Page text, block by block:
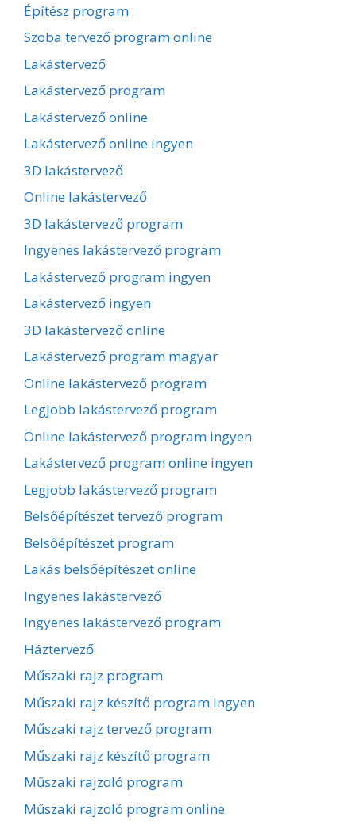
Építész program
Szoba tervező program online
Lakástervező
Lakástervező program
Lakástervező online
Lakástervező online ingyen
3D lakástervező
Online lakástervező
3D lakástervező program
Ingyenes lakástervező program
Lakástervező program ingyen
Lakástervező ingyen
3D lakástervező online
Lakástervező program magyar
Online lakástervező program
Legjobb lakástervező program
Online lakástervező program ingyen
Lakástervező program online ingyen
Legjobb lakástervező program
Belsőépítészet tervező program
Belsőépítészet program
Lakás belsőépítészet online
Ingyenes lakástervező
Ingyenes lakástervező program
Háztervező
Műszaki rajz program
Műszaki rajz készítő program ingyen
Műszaki rajz tervező program
Műszaki rajz készítő program
Műszaki rajzoló program
Műszaki rajzoló program online